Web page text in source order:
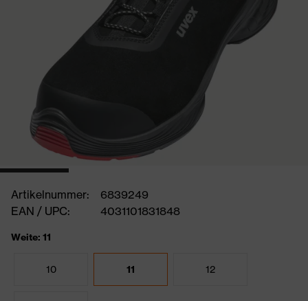
Artikelnummer:
6839249
EAN / UPC:
4031101831848
Weite: 11
10 11 12